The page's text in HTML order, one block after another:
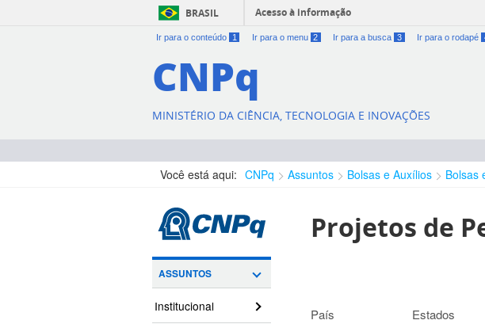
BRASIL Acesso à informação
Ir para o conteúdo 1 Ir para o menu 2 Ir para a busca 3 Ir para o rodapé
CNPq
MINISTÉRIO DA CIÊNCIA, TECNOLOGIA E INOVAÇÕES
Você está aqui: CNPq Assuntos Bolsas e Auxílios Bolsas
ASSUNTOS
Institucional
Projetos de
País Estados